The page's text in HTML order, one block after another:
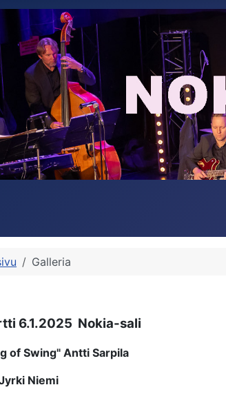
Galleria
6.1.2025 Nokia-sali
of Swing" Antti Sarpila
Niemi